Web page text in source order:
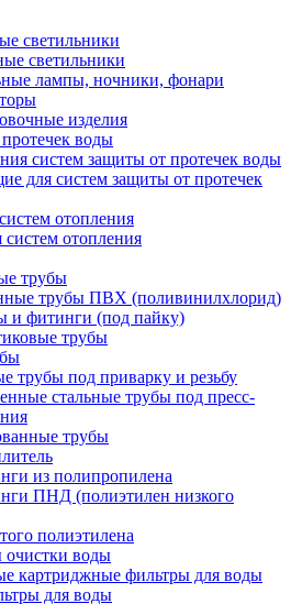
светильники
светильники
лампы, ночники, фонари
изделия
воды
систем защиты от протечек воды
для систем защиты от протечек
отопления
отопления
трубы
трубы ПВХ (поливинилхлорид)
и фитинги (под пайку)
трубы
трубы под приварку и резьбу
стальные трубы под пресс-
трубы
из полипропилена
ПНД (полиэтилен низкого
полиэтилена
воды
картриджные фильтры для воды
для воды